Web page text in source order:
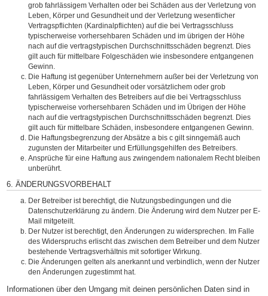
grob fahrlässigem Verhalten oder bei Schäden aus der Verletzung von
Leben, Körper und Gesundheit und der Verletzung wesentlicher
Vertragspflichten (Kardinalpflichten) auf die bei Vertragsschluss
typischerweise vorhersehbaren Schäden und im übrigen der Höhe
nach auf die vertragstypischen Durchschnittsschäden begrenzt. Dies
gilt auch für mittelbare Folgeschäden wie insbesondere entgangenen
Gewinn.
Die Haftung ist gegenüber Unternehmern außer bei der Verletzung von
Leben, Körper und Gesundheit oder vorsätzlichem oder grob
fahrlässigem Verhalten des Betreibers auf die bei Vertragsschluss
typischerweise vorhersehbaren Schäden und im Übrigen der Höhe
nach auf die vertragstypischen Durchschnittsschäden begrenzt. Dies
gilt auch für mittelbare Schäden, insbesondere entgangenen Gewinn.
Die Haftungsbegrenzung der Absätze a bis c gilt sinngemäß auch
zugunsten der Mitarbeiter und Erfüllungsgehilfen des Betreibers.
Ansprüche für eine Haftung aus zwingendem nationalem Recht bleiben
unberührt.
6. ÄNDERUNGSVORBEHALT
Der Betreiber ist berechtigt, die Nutzungsbedingungen und die
Datenschutzerklärung zu ändern. Die Änderung wird dem Nutzer per E-
Mail mitgeteilt.
Der Nutzer ist berechtigt, den Änderungen zu widersprechen. Im Falle
des Widerspruchs erlischt das zwischen dem Betreiber und dem Nutzer
bestehende Vertragsverhältnis mit sofortiger Wirkung.
Die Änderungen gelten als anerkannt und verbindlich, wenn der Nutzer
den Änderungen zugestimmt hat.
Informationen über den Umgang mit deinen persönlichen Daten sind in